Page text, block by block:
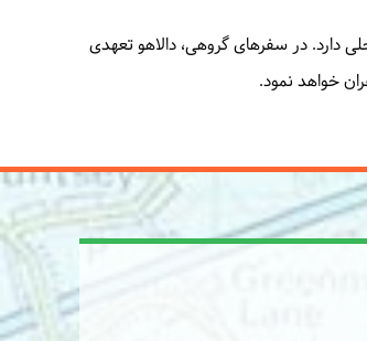
دارد. در سفرهای گروهی، دالاهو تعهدی
خواهد نمود.